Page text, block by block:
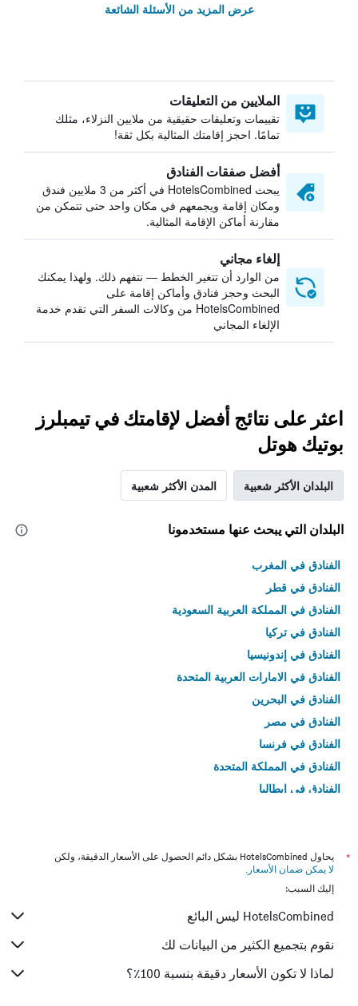
عرض المزيد من الأسئلة الشائعة
الملايين من التعليقات
تقييمات وتعليقات حقيقية من ملايين النزلاء، مثلك
تمامًا. احجز إقامتك المثالية بكل ثقة!
أفضل صفقات الفنادق
يبحث HotelsCombined في أكثر من 3 ملايين فندق
ومكان إقامة ويجمعهم في مكان واحد حتى تتمكن من
مقارنة أماكن الإقامة المثالية.
إلغاء مجاني
من الوارد أن تتغير الخطط — نتفهم ذلك. ولهذا يمكنك
البحث وحجز فنادق وأماكن إقامة على
HotelsCombined من وكالات السفر التي تقدم خدمة
الإلغاء المجاني
اعثر على نتائج أفضل لإقامتك في تيمبلرز
بوتيك هوتل
البلدان الأكثر شعبية المدن الأكثر شعبية
البلدان التي يبحث عنها مستخدمونا
الفنادق في المغرب
الفنادق في قطر
الفنادق في المملكة العربية السعودية
الفنادق في تركيا
الفنادق في إندونيسيا
الفنادق في الامارات العربية المتحدة
الفنادق في البحرين
الفنادق في مصر
الفنادق في فرنسا
الفنادق في المملكة المتحدة
الفنادق في إيطاليا
*
يحاول HotelsCombined بشكل دائم الحصول على الأسعار الدقيقة، ولكن
لا يمكن ضمان الأسعار .
إليك السبب:
HotelsCombined ليس البائع
نقوم بتجميع الكثير من البيانات لك
لماذا لا تكون الأسعار دقيقة بنسبة 100٪؟